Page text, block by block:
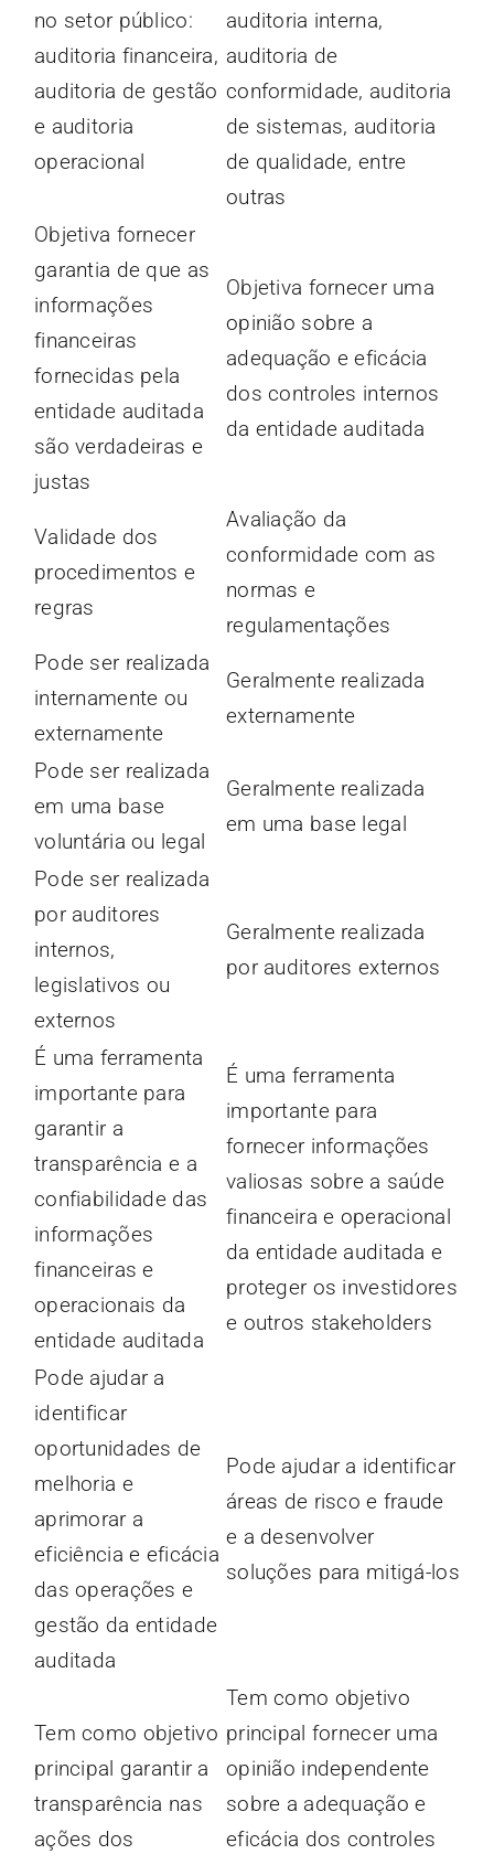
no setor público:
auditoria financeira,
auditoria de gestão
e auditoria
operacional
auditoria interna,
auditoria de
conformidade, auditoria
de sistemas, auditoria
de qualidade, entre
outras
Objetiva fornecer
garantia de que as
informações
financeiras
fornecidas pela
entidade auditada
são verdadeiras e
justas
Objetiva fornecer uma
opinião sobre a
adequação e eficácia
dos controles internos
da entidade auditada
Validade dos
procedimentos e
regras
Avaliação da
conformidade com as
normas e
regulamentações
Pode ser realizada
internamente ou
externamente
Geralmente realizada
externamente
Pode ser realizada
em uma base
voluntária ou legal
Geralmente realizada
em uma base legal
Pode ser realizada
por auditores
internos,
legislativos ou
externos
Geralmente realizada
por auditores externos
É uma ferramenta
importante para
garantir a
transparência e a
confiabilidade das
informações
financeiras e
operacionais da
entidade auditada
É uma ferramenta
importante para
fornecer informações
valiosas sobre a saúde
financeira e operacional
da entidade auditada e
proteger os investidores
e outros stakeholders
Pode ajudar a
identificar
oportunidades de
melhoria e
aprimorar a
eficiência e eficácia
das operações e
gestão da entidade
auditada
Pode ajudar a identificar
áreas de risco e fraude
e a desenvolver
soluções para mitigá-los
Tem como objetivo
principal garantir a
transparência nas
ações dos
Tem como objetivo
principal fornecer uma
opinião independente
sobre a adequação e
eficácia dos controles